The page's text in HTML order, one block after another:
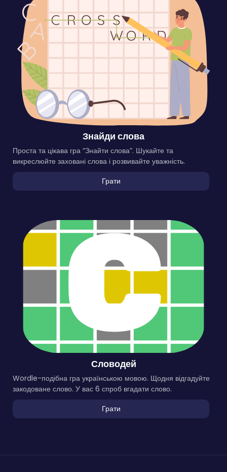
Знайди слова
Проста та цікава гра “Знайти слова”. Шукайте та
викреслюйте заховані слова і розвивайте уважність.
Грати
Словодей
Wordle-подібна гра українською мовою. Щодня відгадуйте
закодоване слово. У вас 6 спроб вгадати слово.
Грати